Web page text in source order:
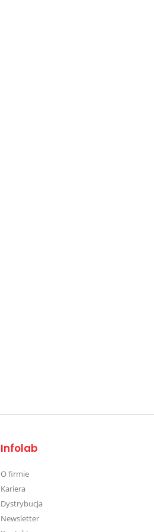
Infolab
O firmie
Kariera
Dystrybucja
Newsletter